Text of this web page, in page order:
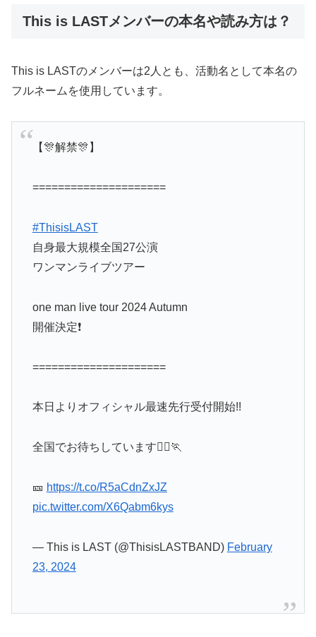
This is LASTメンバーの本名や読み方は？
This is LASTのメンバーは2人とも、活動名として本名の
フルネームを使用しています。
【🎊解禁🎊】
=====================
#ThisisLAST
自身最大規模全国27公演
ワンマンライブツアー
one man live tour 2024 Autumn
開催決定❗️
=====================
本日よりオフィシャル最速先行受付開始!!
全国でお待ちしています🏃‍♀️🏃
🎫 https://t.co/R5aCdnZxJZ
pic.twitter.com/X6Qabm6kys
— This is LAST (@ThisisLASTBAND) February
23, 2024